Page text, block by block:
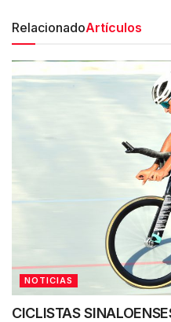
RelacionadoArtículos
NOTICIAS
CICLISTAS